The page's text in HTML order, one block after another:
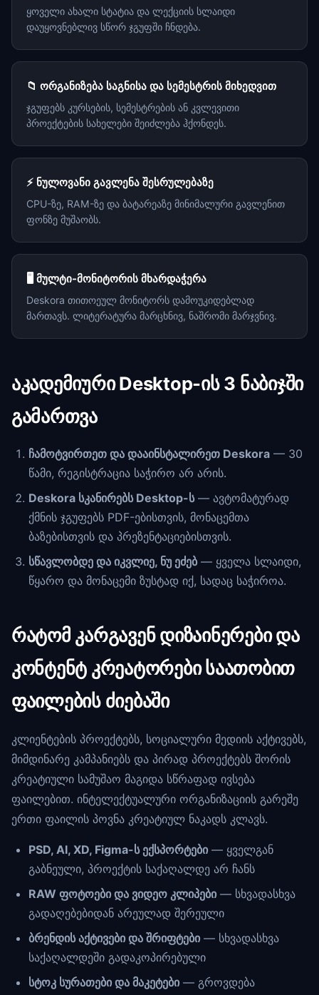
ყოველი ახალი სტატია და ლექციის სლაიდი
დაუყოვნებლივ სწორ ჯგუფში ჩნდება.
📁 ორგანიზება საგნისა და სემესტრის მიხედვით
ჯგუფებს კურსების, სემესტრების ან კვლევითი
პროექტების სახელები შეიძლება ჰქონდეს.
⚡ ნულოვანი გავლენა შესრულებაზე
CPU-ზე, RAM-ზე და ბატარეაზე მინიმალური გავლენით
ფონზე მუშაობს.
🖥️ მულტი-მონიტორის მხარდაჭერა
Deskora თითოეულ მონიტორს დამოუკიდებლად
მართავს. ლიტერატურა მარცხნივ, ნაშრომი მარჯვნივ.
აკადემიური Desktop-ის 3 ნაბიჯში
გამართვა
ჩამოტვირთეთ და დააინსტალირეთ Deskora — 30
წამი, რეგისტრაცია საჭირო არ არის.
Deskora სკანირებს Desktop-ს— ავტომატურად
ქმნის ჯგუფებს PDF-ებისთვის, მონაცემთა
ბაზებისთვის და პრეზენტაციებისთვის.
სწავლობდე და იკვლიე, ნუ ეძებ — ყველა სლაიდი,
წყარო და მონაცემი ზუსტად იქ, სადაც საჭიროა.
რატომ კარგავენ დიზაინერები და
კონტენტ კრეატორები საათობით
ფაილების ძიებაში
კლიენტების პროექტებს, სოციალური მედიის აქტივებს,
მიმდინარე კამპანიებს და პირად პროექტებს შორის
კრეატიული სამუშაო მაგიდა სწრაფად ივსება
ფაილებით. ინტელექტუალური ორგანიზაციის გარეშე
ერთი ფაილის პოვნა კრეატიულ ნაკადს კლავს.
PSD, AI, XD, Figma-ს ექსპორტები — ყველგან
გაბნეული, პროექტის საქაღალდე არ ჩანს
RAW ფოტოები და ვიდეო კლიპები — სხვადასხვა
გადაღებებიდან არეულად შერეული
ბრენდის აქტივები და შრიფტები — სხვადასხვა
საქაღალდეში გადაკოპირებული
სტოკ სურათები და მაკეტები — გროვდება